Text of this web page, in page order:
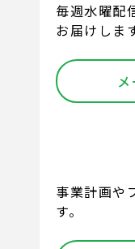
毎週水曜配
お届けします
事業計画や
す。